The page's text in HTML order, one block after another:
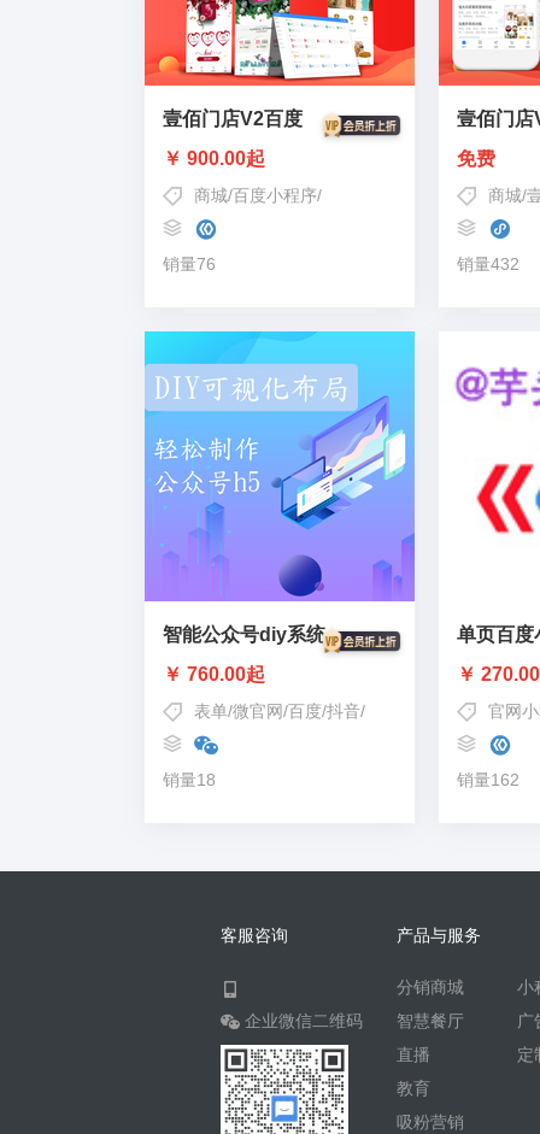
壹佰门店V2百度
￥ 900.00起
商城/百度小程序/ 壹佰百度小程序商城
销量76
壹佰门店
免费
商城/
销量432
智能公众号diy系统
￥ 760.00起
表单/微官网/百度/抖音/
销量18
单页百度
￥
官网
销量162
客服咨询
企业微信二维码
产品与服务
分销商城
智慧餐厅
直播
教育
吸粉营销
小
广
定